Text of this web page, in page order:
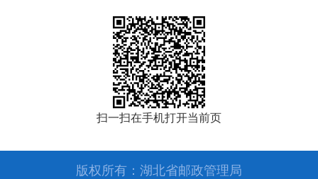
扫一扫在手机打开当前页
版权所有：湖北省邮政管理局